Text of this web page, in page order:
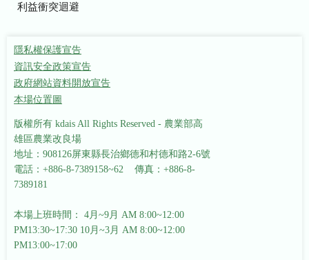
利益衝突迴避
隱私權保護宣告
資訊安全政策宣告
政府網站資料開放宣告
本場位置圖
版權所有 kdais All Rights Reserved - 農業部高
雄區農業改良場
地址：908126屏東縣長治鄉德和村德和路2-6號
電話：+886-8-7389158~62 傳真：+886-8-
7389181
本場上班時間： 4月~9月 AM 8:00~12:00
PM13:30~17:30 10月~3月 AM 8:00~12:00
PM13:00~17:00